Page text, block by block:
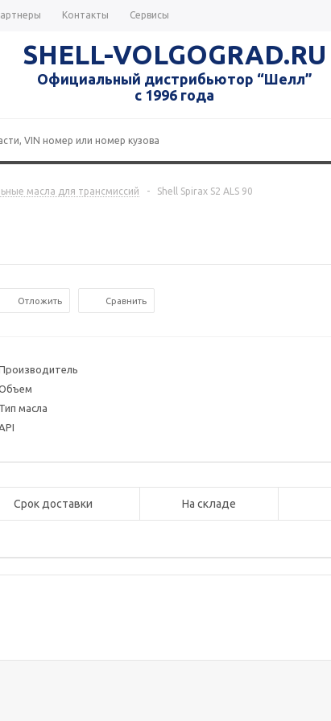
Контакты Сервисы
SHELL-VOLGOGRAD.RU
Официальный дистрибьютор “Шелл”
с 1996 года
масла для трансмиссий - Shell Spirax S2 ALS 90
Отложить Сравнить
Тип масла
Срок доставки На складе